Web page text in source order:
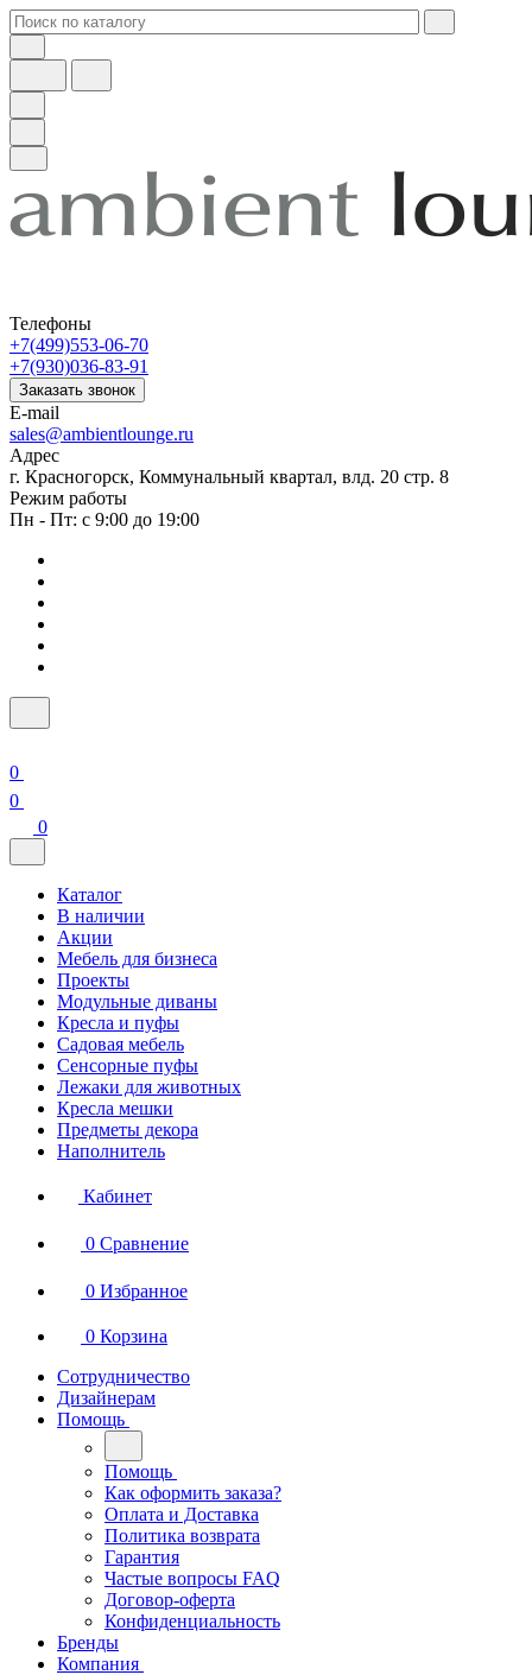
Телефоны
+7(499)553-06-70
+7(930)036-83-91
Заказать звонок
E-mail
sales@ambientlounge.ru
Адрес
г. Красногорск, Коммунальный квартал, влд. 20 стр. 8
Режим работы
Пн - Пт: с 9:00 до 19:00
0
0
0
Каталог
В наличии
Акции
Мебель для бизнеса
Проекты
Модульные диваны
Кресла и пуфы
Садовая мебель
Сенсорные пуфы
Лежаки для животных
Кресла мешки
Предметы декора
Наполнитель
Кабинет
0 Сравнение
0 Избранное
0 Корзина
Сотрудничество
Дизайнерам
Помощь
Помощь
Как оформить заказа?
Оплата и Доставка
Политика возврата
Гарантия
Частые вопросы FAQ
Договор-оферта
Конфиденциальность
Бренды
Компания